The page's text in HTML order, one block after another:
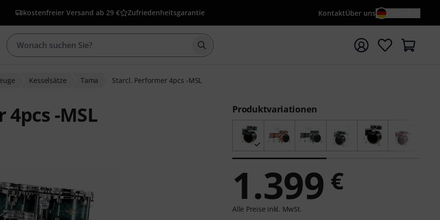
kostenfreier Versand ab 29 € Zufriedenheitsgarantie KontaktÜber uns
Suche mit Suchwort {searchTerm} starten
Kesselsätze Tama Starcl. Performer 4pcs -MSL
-MSL Produktvariationen
1.399 €
Alle Preise inkl. MwSt.